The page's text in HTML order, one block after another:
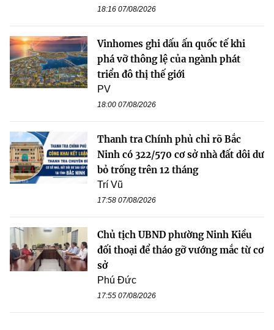
18:16 07/08/2026
Vinhomes ghi dấu ấn quốc tế khi
phá vỡ thông lệ của ngành phát
triển đô thị thế giới
PV
18:00 07/08/2026
Thanh tra Chính phủ chỉ rõ Bắc
Ninh có 322/570 cơ sở nhà đất dôi dư
bỏ trống trên 12 tháng
Trí Vũ
17:58 07/08/2026
Chủ tịch UBND phường Ninh Kiều
đối thoại để tháo gỡ vướng mắc từ cơ
sở
Phú Đức
17:55 07/08/2026